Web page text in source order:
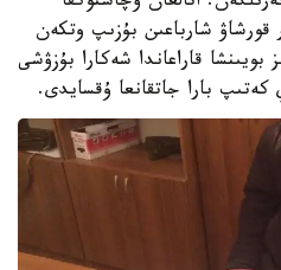
قورشاۋ شارباعىن بۇزىپ وتكەن
قاراعاندا شەكارا بۇزۋشى
كەتىپ بارا جاتقانعا ۇقسايدى.